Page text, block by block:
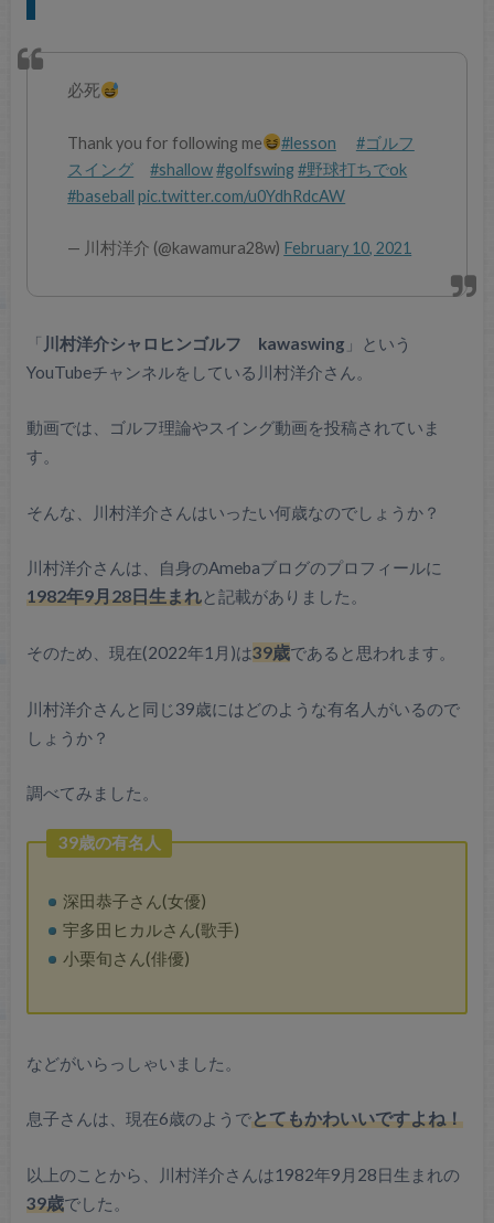
必死
Thank you for following me #lesson
#ゴルフ
スイング
#shallow#golfswing #野球打ちでok
#baseball pic.twitter.com/u0YdhRdcAW
— 川村洋介 (@kawamura28w) February 10, 2021
「 川村洋介シャロヒンゴルフ kawaswing 」という
YouTubeチャンネルをしている川村洋介さん。
動画では、ゴルフ理論やスイング動画を投稿されていま
す。
そんな、川村洋介さんはいったい何歳なのでしょうか？
川村洋介さんは、自身のAmebaブログのプロフィールに
1982年9月28日生まれと記載がありました。
そのため、現在(2022年1月)は39歳であると思われます。
川村洋介さんと同じ39歳にはどのような有名人がいるので
しょうか？
調べてみました。
39歳の有名人
深田恭子さん(女優)
宇多田ヒカルさん(歌手)
小栗旬さん(俳優)
などがいらっしゃいました。
息子さんは、現在6歳のようでとてもかわいいですよね！
以上のことから、川村洋介さんは1982年9月28日生まれの
39歳でした。